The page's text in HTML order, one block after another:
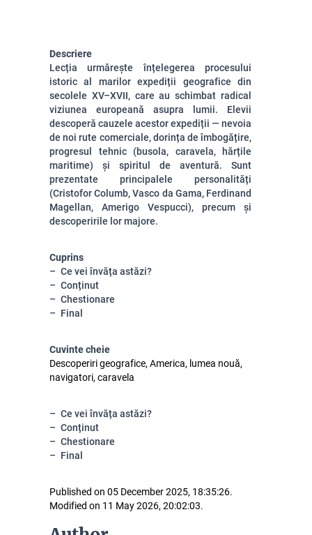
Descriere
Lecția urmărește înțelegerea procesului
istoric al marilor expediții geografice din
secolele XV–XVII, care au schimbat radical
viziunea europeană asupra lumii. Elevii
descoperă cauzele acestor expediții — nevoia
de noi rute comerciale, dorința de îmbogățire,
progresul tehnic (busola, caravela, hărțile
maritime) și spiritul de aventură. Sunt
prezentate principalele personalități
(Cristofor Columb, Vasco da Gama, Ferdinand
Magellan, Amerigo Vespucci), precum și
descoperirile lor majore.
Cuprins
Ce vei învăța astăzi?
Conținut
Chestionare
Final
Cuvinte cheie
Descoperiri geografice, America, lumea nouă,
navigatori, caravela
Ce vei învăța astăzi?
Conținut
Chestionare
Final
Published on 05 December 2025, 18:35:26.
Modified on 11 May 2026, 20:02:03.